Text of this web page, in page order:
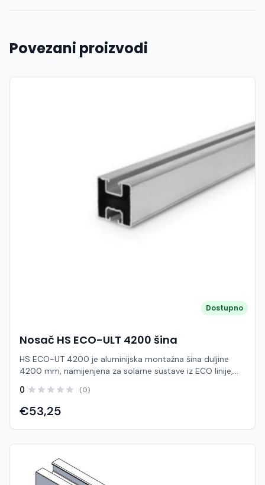
Povezani proizvodi
Dostupno
Nosač HS ECO-ULT 4200 šina
HS ECO-UT 4200 je aluminijska montažna šina duljine
4200 mm, namijenjena za solarne sustave iz ECO linije,
ekonomična instalacija. Ova šina predstavlja osnovni
nosivi element na koji se pričvršćuju solarni paneli
pomoću srednjih i rubnih prihvata. Izrađena od
visokokvalitetnog aluminija, šina pruža visoku otpornost
na koroziju i dugotrajnu pouzdanost u vanjskim uvjetima.
jednostavno povezivanje s ostalim komponentama
sustava te fleksibilno planiranje rasporeda panela.
0 (0)
€53,25